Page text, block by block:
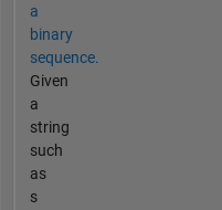
a
binary
sequence.
Given
a
string
such
as
s